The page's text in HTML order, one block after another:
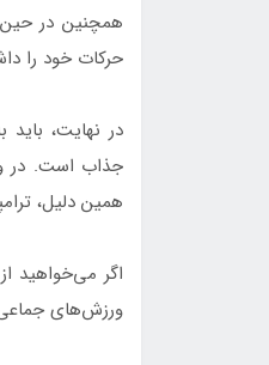
همچنین در حین
حرکات خود را
در نهایت، باید
جذاب است. در
همین دلیل،
اگر می‌خواهید
ورزش‌های جماعی